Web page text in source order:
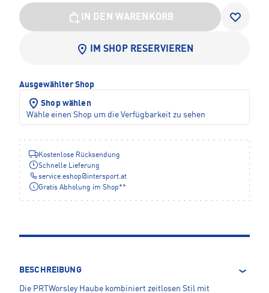
IN DEN WARENKORB
IM SHOP RESERVIEREN
Ausgewählter Shop
Shop wählen
Wähle einen Shop um die Verfügbarkeit zu sehen
Kostenlose Rücksendung
Schnelle Lieferung
service.eshop@ intersport.at
Gratis Abholung im Shop**
BESCHREIBUNG
Die PRTWorsley Haube kombiniert zeitlosen Stil mit